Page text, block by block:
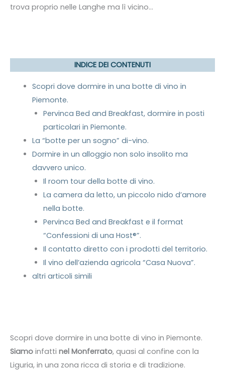
trova proprio nelle Langhe ma lì vicino…
INDICE DEI CONTENUTI
Scopri dove dormire in una botte di vino in
Piemonte.
Pervinca Bed and Breakfast, dormire in posti
particolari in Piemonte.
La “botte per un sogno” di-vino.
Dormire in un alloggio non solo insolito ma
davvero unico.
Il room tour della botte di vino.
La camera da letto, un piccolo nido d’amore
nella botte.
Pervinca Bed and Breakfast e il format
“Confessioni di una Host®”.
Il contatto diretto con i prodotti del territorio.
Il vino dell’azienda agricola “Casa Nuova”.
altri articoli simili
Scopri dove dormire in una botte di vino in Piemonte.
Siamo infatti nel Monferrato, quasi al confine con la
Liguria, in una zona ricca di storia e di tradizione.